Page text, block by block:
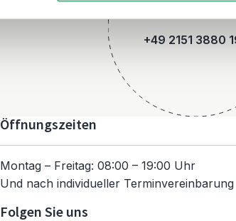
Telefon
+49 2151 3880
Öffnungszeiten
Montag – Freitag: 08:00 – 19:00 Uhr
Und nach individueller Terminvereinbarung
Folgen Sie uns